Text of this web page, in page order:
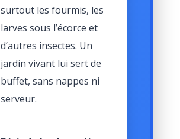
surtout les fourmis, les
larves sous l’écorce et
d’autres insectes. Un
jardin vivant lui sert de
buffet, sans nappes ni
serveur.